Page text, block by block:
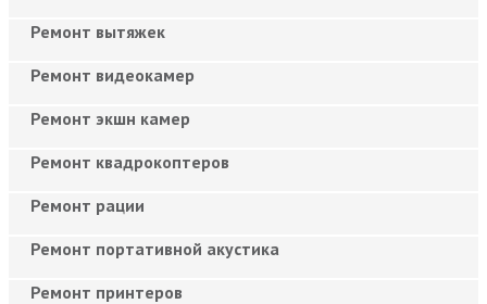
Ремонт вытяжек
Ремонт видеокамер
Ремонт экшн камер
Ремонт квадрокоптеров
Ремонт рации
Ремонт портативной акустика
Ремонт принтеров